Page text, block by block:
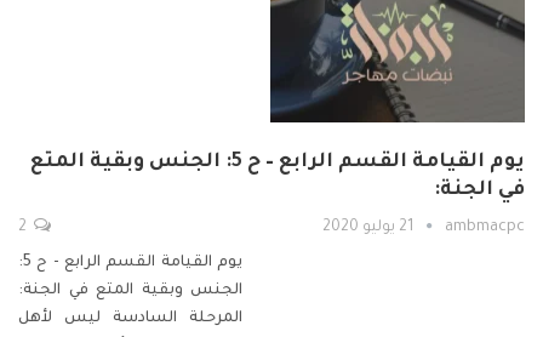
يوم القيامة القسم الرابع – ح 5: الجنس وبقية المتع
في الجنة:
ambmacpc 21 يوليو 2020
يوم القيامة القسم الرابع - ح 5:
الجنس وبقية المتع في الجنة:
المرحلة السادسة ليس لأهل